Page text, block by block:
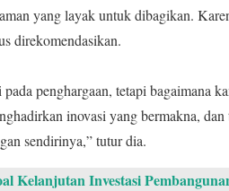
yang layak untuk dibagikan.
direkomendasikan.
penghargaan, tetapi bagaimana
inovasi yang bermakna,
sendirinya,” tutur dia.
Kelanjutan Investasi